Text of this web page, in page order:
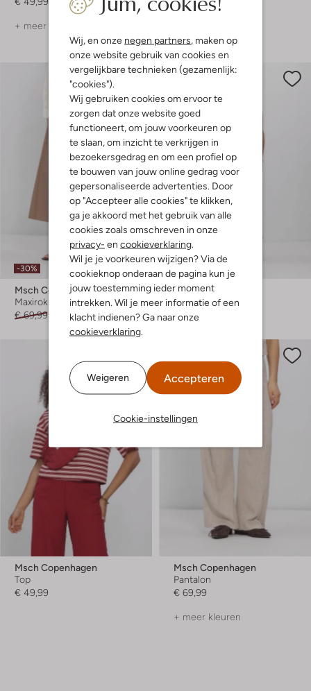
Wij, en onze negen partners , maken op
onze website gebruik van cookies en
vergelijkbare technieken (gezamenlijk:
"cookies").
Wij gebruiken cookies om ervoor te
zorgen dat onze website goed
functioneert, om jouw voorkeuren op
te slaan, om inzicht te verkrijgen in
bezoekersgedrag en om een profiel op
te bouwen van jouw online gedrag voor
gepersonaliseerde advertenties. Door
op "Accepteer alle cookies" te klikken,
ga je akkoord met het gebruik van alle
cookies zoals omschreven in onze
privacy- en cookieverklaring
Wil je je voorkeuren wijzigen? Via de
cookieknop onderaan de pagina kun je
jouw toestemming ieder moment
intrekken. Wil je meer informatie of een
klacht indienen? Ga naar onze
cookieverklaring
Weigeren Accepteren
Cookie-instellingen
+ meer kleuren
-30%
Msch Copenhagen
Maxirok
€ 69,99
€ 48,99
Msch Copenhagen
Maxi jurk
€ 99,99
Msch Copenhagen
Top
€ 49,99
Msch Copenhagen
Pantalon
€ 69,99
+ meer kleuren